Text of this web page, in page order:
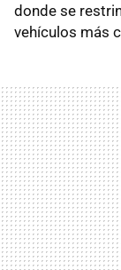
donde se
vehículos más